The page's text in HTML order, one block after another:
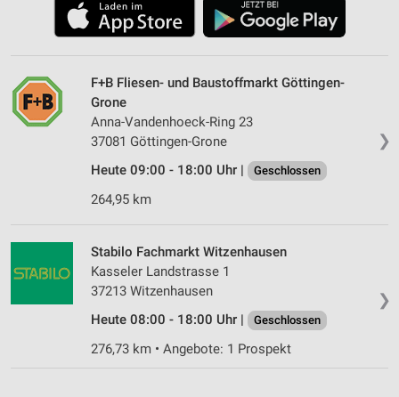
❯
F+B Fliesen- und Baustoffmarkt Göttingen-
Grone
Anna-Vandenhoeck-Ring 23
37081 Göttingen-Grone
Heute 09:00 - 18:00 Uhr |
Geschlossen
264,95 km
❯
Stabilo Fachmarkt Witzenhausen
Kasseler Landstrasse 1
37213 Witzenhausen
Heute 08:00 - 18:00 Uhr |
Geschlossen
276,73 km • Angebote: 1 Prospekt